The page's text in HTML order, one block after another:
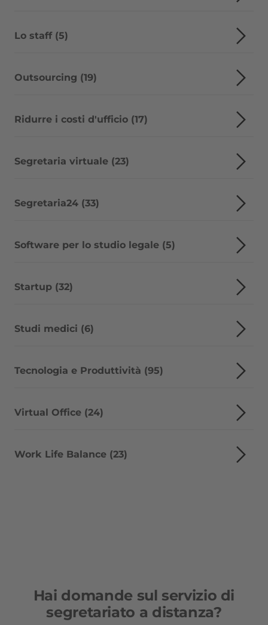
Lo staff (5)
Outsourcing (19)
Ridurre i costi d'ufficio (17)
Segretaria virtuale (23)
Segretaria24 (33)
Software per lo studio legale (5)
Startup (32)
Studi medici (6)
Tecnologia e Produttività (95)
Virtual Office (24)
Work Life Balance (23)
Hai domande sul servizio di
segretariato a distanza?